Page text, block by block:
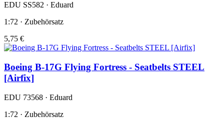
EDU SS582 · Eduard
1:72 · Zubehörsatz
5,75 €
Boeing B-17G Flying Fortress - Seatbelts STEEL
[Airfix]
EDU 73568 · Eduard
1:72 · Zubehörsatz